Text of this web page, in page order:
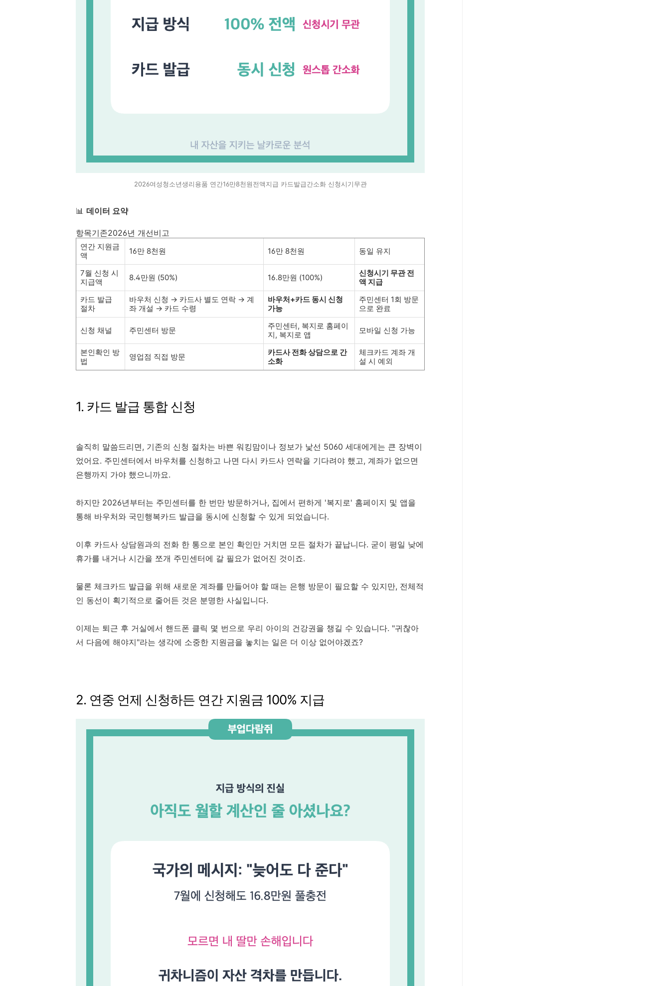
2026여성청소년생리용품 연간16만8천원전액지급 카드발급간소화 신청시기무관
📊 데이터 요약
항목기존2026년 개선비고
연간 지원금
액
16만 8천원 16만 8천원 동일 유지
7월 신청 시
지급액
8.4만원 (50%) 16.8만원 (100%)
신청시기 무관 전
액 지급
카드 발급
절차
바우처 신청 → 카드사 별도 연락 → 계
좌 개설 → 카드 수령
바우처+카드 동시 신청
가능
주민센터 1회 방문
으로 완료
신청 채널 주민센터 방문
주민센터, 복지로 홈페이
지, 복지로 앱
모바일 신청 가능
본인확인 방
법
영업점 직접 방문
카드사 전화 상담으로 간
소화
체크카드 계좌 개
설 시 예외
1. 카드 발급 통합 신청
솔직히 말씀드리면, 기존의 신청 절차는 바쁜 워킹맘이나 정보가 낯선 5060 세대에게는 큰 장벽이
었어요. 주민센터에서 바우처를 신청하고 나면 다시 카드사 연락을 기다려야 했고, 계좌가 없으면
은행까지 가야 했으니까요.
하지만 2026년부터는 주민센터를 한 번만 방문하거나, 집에서 편하게 '복지로' 홈페이지 및 앱을
통해 바우처와 국민행복카드 발급을 동시에 신청할 수 있게 되었습니다.
이후 카드사 상담원과의 전화 한 통으로 본인 확인만 거치면 모든 절차가 끝납니다. 굳이 평일 낮에
휴가를 내거나 시간을 쪼개 주민센터에 갈 필요가 없어진 것이죠.
물론 체크카드 발급을 위해 새로운 계좌를 만들어야 할 때는 은행 방문이 필요할 수 있지만, 전체적
인 동선이 획기적으로 줄어든 것은 분명한 사실입니다.
이제는 퇴근 후 거실에서 핸드폰 클릭 몇 번으로 우리 아이의 건강권을 챙길 수 있습니다. "귀찮아
서 다음에 해야지"라는 생각에 소중한 지원금을 놓치는 일은 더 이상 없어야겠죠?
2. 연중 언제 신청하든 연간 지원금 100% 지급